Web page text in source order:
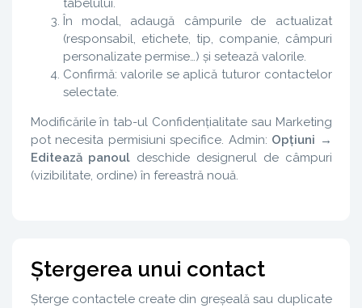
tabelului.
În modal, adaugă câmpurile de actualizat
(responsabil, etichete, tip, companie, câmpuri
personalizate permise…) și setează valorile.
Confirmă: valorile se aplică tuturor contactelor
selectate.
Modificările în tab-ul Confidențialitate sau Marketing
pot necesita permisiuni specifice. Admin: Opțiuni →
Editează panoul deschide designerul de câmpuri
(vizibilitate, ordine) în fereastră nouă.
Ștergerea unui contact
Șterge contactele create din greșeală sau duplicate